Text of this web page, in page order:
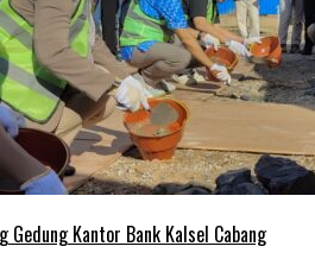
Gedung Kantor Bank Kalsel Cabang